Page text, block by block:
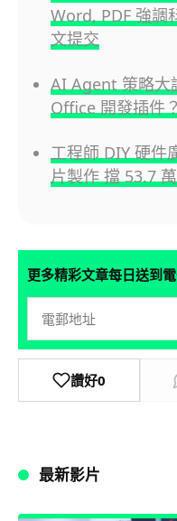
Word, PDF 強
文提交
AI Agent 策略大
Office 開發插件
工程師 DIY 硬件
片製作 擋 53.7
更多精彩文章每日送到
讚好0
最新影片